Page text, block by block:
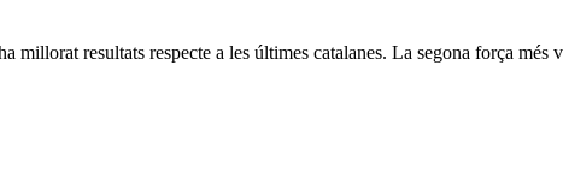
resultats respecte a les últimes catalanes. La segona força més